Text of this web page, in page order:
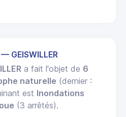
GEISWILLER
a fait l'objet de 6
naturelle (dernier :
est Inondations
(3 arrêtés).